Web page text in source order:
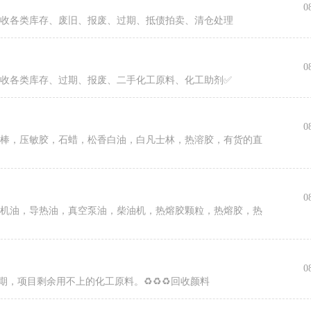
各类库存、废旧、报废、过期、抵债拍卖、清仓处理
各类库存、过期、报废、二手化工原料、化工助剂✅
，压敏胶，石蜡，松香白油，白凡士林，热溶胶，有货的直
油，导热油，真空泵油，柴油机，热熔胶颗粒，热熔胶，热
期，项目剩余用不上的化工原料。♻️♻️♻️回收颜料